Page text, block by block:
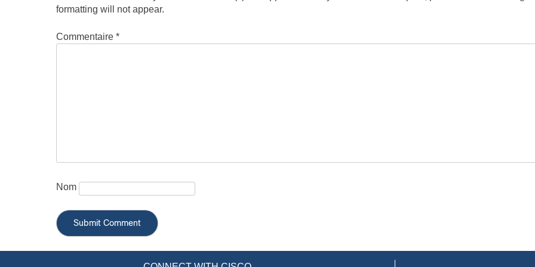
formatting will not appear.
Commentaire*
Nom